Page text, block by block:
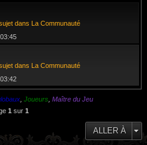
dans La Communauté
dans La Communauté
Joueurs Maître du Jeu
1 sur 1
ALLER À